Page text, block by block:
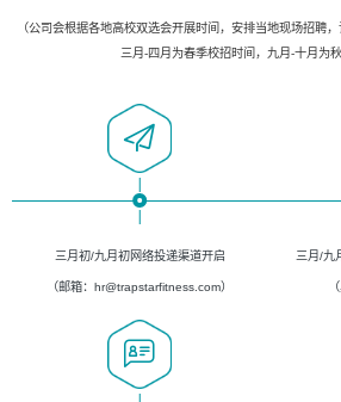
（公司会根据各地高校双选会开展时间，安排当地现场招聘
三月-四月为春季校招时间，九月-十月为秋
三月初/九月初网络投递渠道开启
（邮箱：hr@trapstarfitness.com）
三月/九